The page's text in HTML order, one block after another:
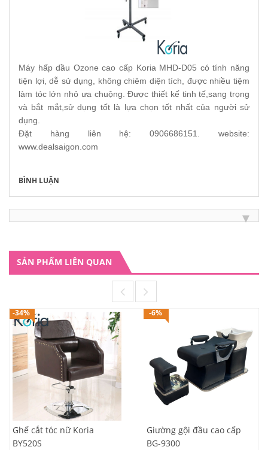
Máy hấp dầu Ozone cao cấp Koria MHD-D05 có tính năng
tiện lợi, dễ sử dụng, không chiêm diện tích, được nhiều tiệm
làm tóc lớn nhỏ ưa chuộng. Được thiết kế tinh tế,sang trọng
và bắt mắt,sử dụng tốt là lựa chọn tốt nhất của người sử
dụng.
Đặt hàng liên hệ: 0906686151. website:
www.dealsaigon.com
BÌNH LUẬN
SẢN PHẨM LIÊN QUAN
-34%
Ghế cắt tóc nữ Koria
BY520S
-6%
Giường gội đầu cao cấp
BG-9300